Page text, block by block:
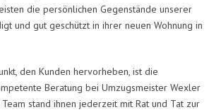
die persönlichen Gegenstände unserer
und gut geschützt in ihrer neuen Wohnung in
den Kunden hervorheben, ist die
Beratung bei Umzugsmeister Wexler
Team stand ihnen jederzeit mit Rat und Tat zur